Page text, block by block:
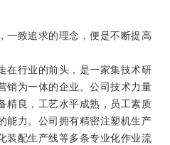
一致追求的理念，便是不断提高
在行业的前头，是一家集技术研
销为一体的企业。公司技术力量
精良，工艺水平成熟，员工素质
能力。公司拥有精密注塑机生产
装配生产线等多条专业化作业流